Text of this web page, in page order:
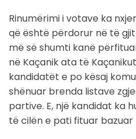
Rinumërimi i votave ka
që është përdorur në të
më së shumti kanë
në Kaçanik ata të
kandidatët e po kësaj
shënuar brenda listave
partive. E, një kandidat ka
të cilën e pati fituar